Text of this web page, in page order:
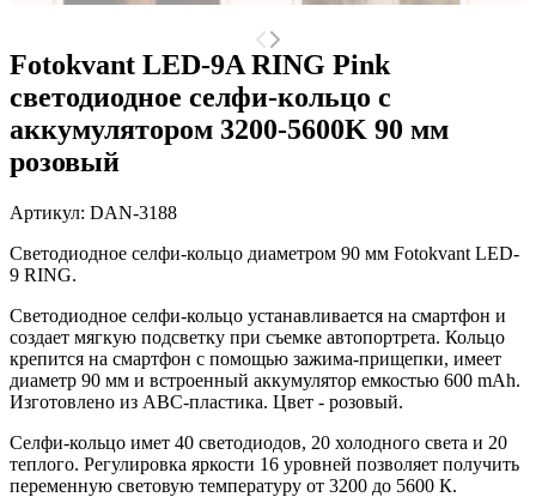
Fotokvant LED-9A RING Pink
светодиодное селфи-кольцо с
аккумулятором 3200-5600K 90 мм
розовый
Артикул: DAN-3188
Светодиодное селфи-кольцо диаметром 90 мм Fotokvant LED-
9 RING.
Светодиодное селфи-кольцо устанавливается на смартфон и
создает мягкую подсветку при съемке автопортрета. Кольцо
крепится на смартфон с помощью зажима-прищепки, имеет
диаметр 90 мм и встроенный аккумулятор емкостью 600 mAh.
Изготовлено из АВС-пластика. Цвет - розовый.
Селфи-кольцо имет 40 светодиодов, 20 холодного света и 20
теплого. Регулировка яркости 16 уровней позволяет получить
переменную световую температуру от 3200 до 5600 К.